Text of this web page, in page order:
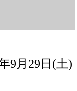
9月29日(土)